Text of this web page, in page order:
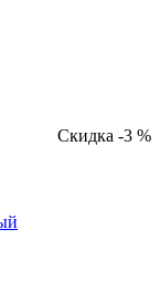
Скидка -3 %